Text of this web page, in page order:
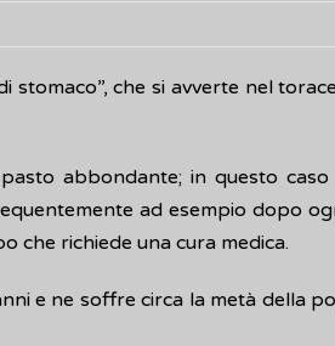
stomaco”, che si avverte nel
abbondante; in questo
ad esempio dopo
che richiede una cura medica.
e ne soffre circa la metà della